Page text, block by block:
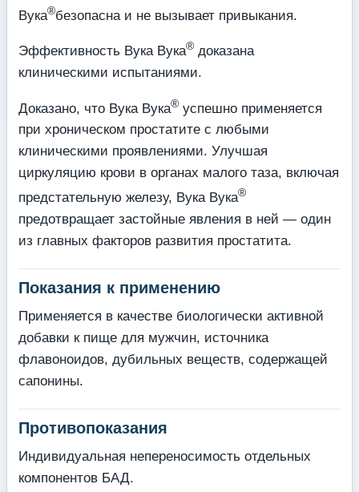
Вука®безопасна и не вызывает привыкания.
Эффективность Вука Вука® доказана
клиническими испытаниями.
Доказано, что Вука Вука® успешно применяется
при хроническом простатите с любыми
клиническими проявлениями. Улучшая
циркуляцию крови в органах малого таза, включая
предстательную железу, Вука Вука®
предотвращает застойные явления в ней — один
из главных факторов развития простатита.
Показания к применению
Применяется в качестве биологически активной
добавки к пище для мужчин, источника
флавоноидов, дубильных веществ, содержащей
сапонины.
Противопоказания
Индивидуальная непереносимость отдельных
компонентов БАД.